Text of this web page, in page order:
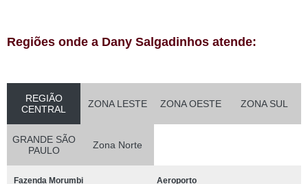
Regiões onde a Dany Salgadinhos atende:
REGIÃO
CENTRAL
ZONA LESTE ZONA OESTE ZONA SUL
GRANDE SÃO
PAULO
Zona Norte
Fazenda Morumbi Aeroporto